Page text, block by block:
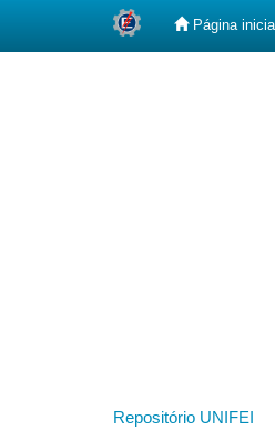
Página inicial
Repositório UNIFEI